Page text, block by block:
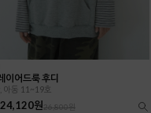
이어드룩 후디
아동 11~19호
24,120원26,800원